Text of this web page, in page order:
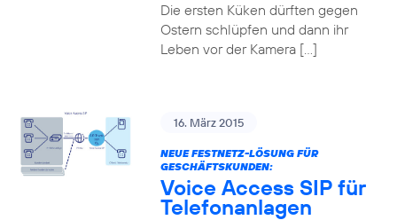
Die ersten Küken dürften gegen
Ostern schlüpfen und dann ihr
Leben vor der Kamera […]
16. März 2015
NEUE FESTNETZ-LÖSUNG FÜR
GESCHÄFTSKUNDEN:
Voice Access SIP für
Telefonanlagen